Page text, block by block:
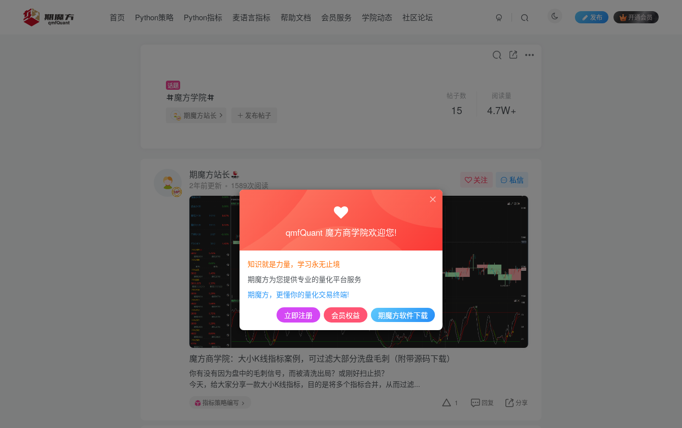
首页 Python策略 Python指标 麦语言指标 帮助文档 会员服务 学院动态 社区论坛 发布 开通会员
话题
魔方学院
期魔方站长 发布帖子
帖子数
15
阅读量
4.7W+
期魔方站长
2年前更新 1589次阅读
关注 私信
魔方商学院：大小K线指标案例，可过滤大部分洗盘毛刺（附带源码下载）
你有没有因为盘中的毛刺信号，而被清洗出局？或刚好扫止损？
今天，给大家分享一款大小K线指标，目的是将多个指标合并，从而过滤...
指标策略编写 1 回复 分享
qmfQuant 魔方商学院欢迎您!
知识就是力量，学习永无止境
期魔方为您提供专业的量化平台服务
期魔方，更懂你的量化交易终端!
立即注册 会员权益 期魔方软件下载